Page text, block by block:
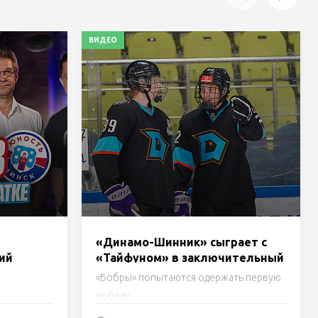
ВИДЕО
«Динамо-Шинник» сыграет с
«Тайфуном» в заключительный
день турнира в Бобруйске.
Трансляция
«Бобры» попытаются одержать первую
победу.